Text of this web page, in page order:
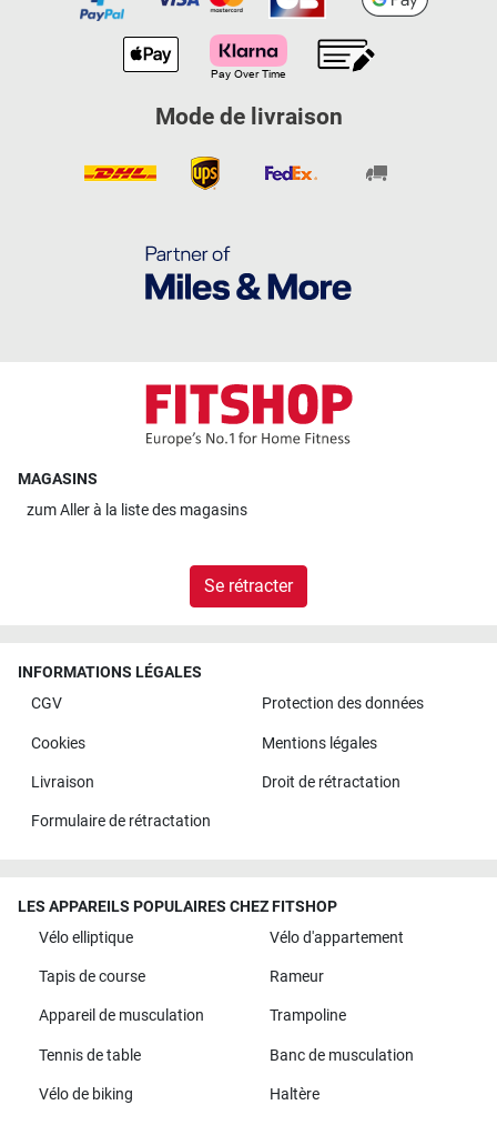
Mode de livraison
MAGASINS
zumAller à la liste des magasins
Se rétracter
INFORMATIONS LÉGALES
CGV
Protection des données
Cookies Mentions légales
Livraison Droit de rétractation
Formulaire de rétractation
LES APPAREILS POPULAIRES CHEZ FITSHOP
Vélo elliptique
Vélo d'appartement
Tapis de course Rameur
Appareil de musculation Trampoline
Tennis de table Banc de musculation
Vélo de biking Haltère